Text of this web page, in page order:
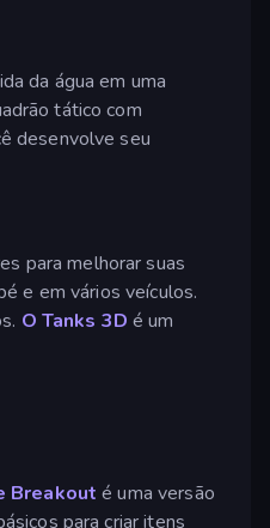
da água em uma
tático com
desenvolve seu
para melhorar suas
e em vários veículos.
O Tanks 3D é um
Breakout é uma versão
para criar itens